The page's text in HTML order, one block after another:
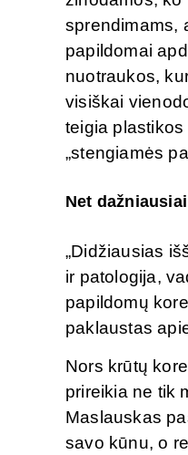
sprendimams,
papildomai
nuotraukos,
visiškai
teigia
„stengiamės
Net
„Didžiausias
ir patologija,
papildomų
paklaustas
Nors krūtų
prireikia ne tik
Maslauskas
savo kūnu, o